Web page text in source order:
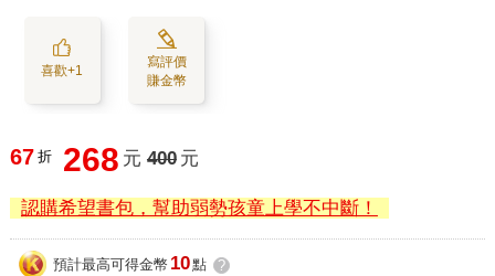
喜歡+1
寫評價
賺金幣
67 折 268 元 400 元
認購希望書包，幫助弱勢孩童上學不中斷！
預計最高可得金幣 10點 ?